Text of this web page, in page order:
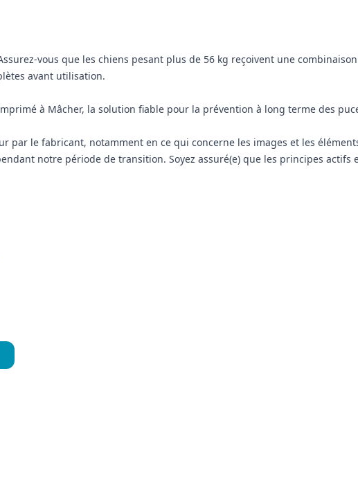
vous que les chiens pesant plus de 56 kg reçoivent une
avant utilisation.
à Mâcher, la solution fiable pour la prévention à long terme des
par le fabricant, notamment en ce qui concerne les images et les
notre période de transition. Soyez assuré(e) que les principes